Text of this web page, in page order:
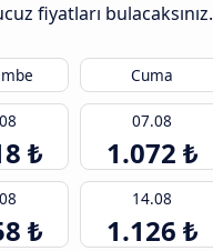
fiyatları bulacaksınız.
Cuma
₺
07.08
1.072 ₺
₺
14.08
1.126 ₺